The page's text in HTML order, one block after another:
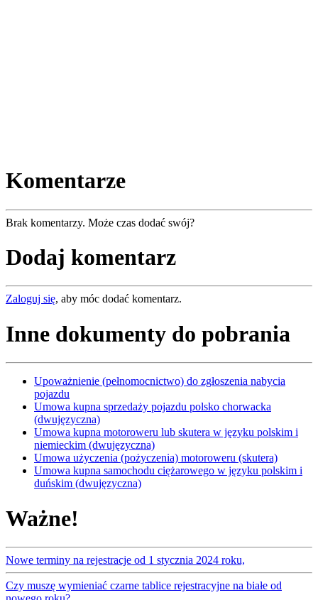
Komentarze
Brak komentarzy. Może czas dodać swój?
Dodaj komentarz
Zaloguj się, aby móc dodać komentarz.
Inne dokumenty do pobrania
Upoważnienie (pełnomocnictwo) do zgłoszenia nabycia
pojazdu
Umowa kupna sprzedaży pojazdu polsko chorwacka
(dwujęzyczna)
Umowa kupna motoroweru lub skutera w języku polskim i
niemieckim (dwujęzyczna)
Umowa użyczenia (pożyczenia) motoroweru (skutera)
Umowa kupna samochodu ciężarowego w języku polskim i
duńskim (dwujęzyczna)
Ważne!
Nowe terminy na rejestracje od 1 stycznia 2024 roku,
Czy muszę wymieniać czarne tablice rejestracyjne na białe od